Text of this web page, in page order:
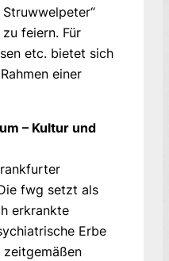
feiern. Für
etc. bietet sich
einer
– Kultur und
fwg setzt als
erkrankte
Erbe